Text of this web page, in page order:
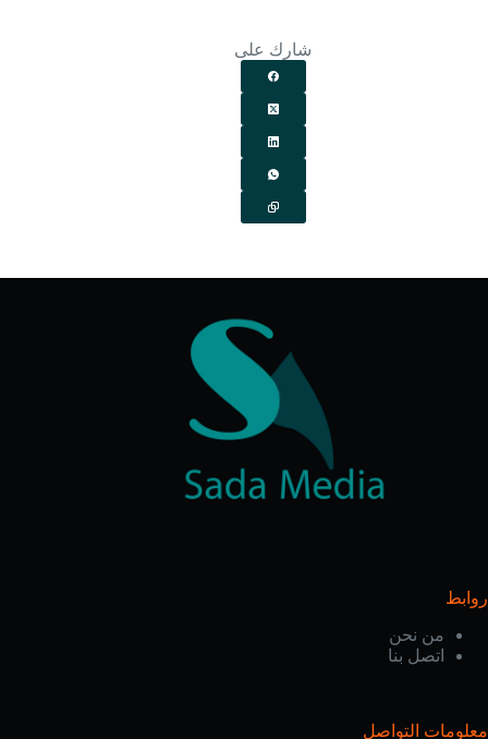
شارك على
روابط
من نحن
اتصل بنا
معلومات التواصل